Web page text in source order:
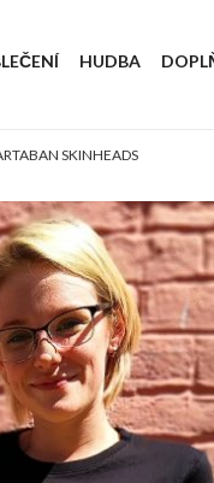
HUDBA
SKINHEADS